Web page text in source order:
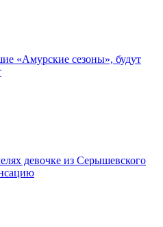
«Амурские сезоны», будут
девочке из Серышевского